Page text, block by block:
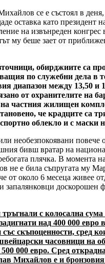
се е състоял в
оставка като президент
на извънреден конгрес
му беше зает от
обирджиите са
по служебни дела в
диапазон между 13,50 и
от охранителите на
частния жилищен
че крадците са
облекло и с маски
необезпокоявани повече
бивш вратар на
плячка. В момента
не е била съпругата му
от около 6 месеца живее
запалянковци доскорошен
с колосална
над 400 000 евро
скъпоценности, сред
часовници на
500 000 евро. Сред
Михайлов е и